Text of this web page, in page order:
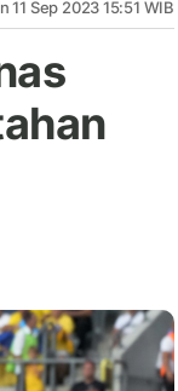
11 Sep 2023 15:51 WIB